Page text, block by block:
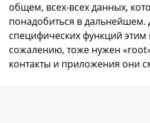
общем, всех-всех данных,
понадобиться в дальнейшем.
специфических функций
сожалению, тоже нужен
контакты и приложения они